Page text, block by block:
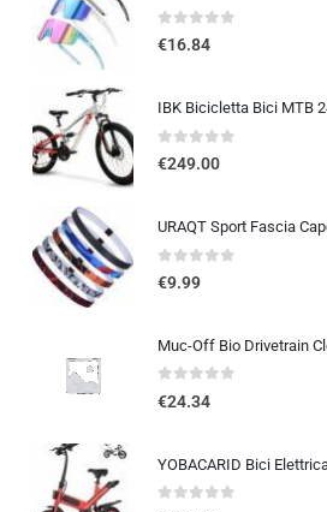
0out of 5
€16.84
0out of 5
€249.00
0out of 5
€9.99
0out of 5
€24.34